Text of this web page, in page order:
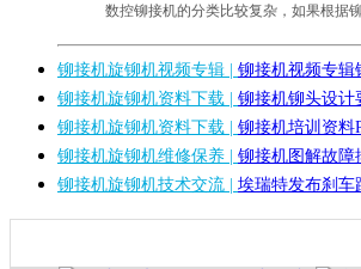
数控铆接机的分类比较复杂，如果根据
铆接机旋铆机视频专辑 | 铆接机视频专辑
铆接机旋铆机资料下载 | 铆接机铆头设计
铆接机旋铆机资料下载 | 铆接机培训资料
铆接机旋铆机维修保养 | 铆接机图解故
铆接机旋铆机技术交流 | 埃瑞特发布刹车